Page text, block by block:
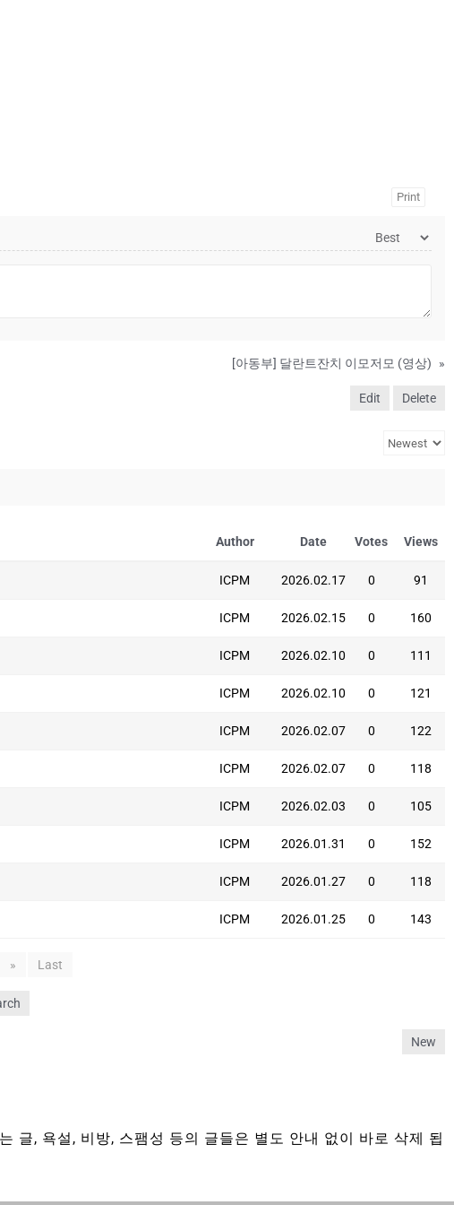
Print
[아동부] 달란트잔치 이모저모 (영상) »
Edit Delete
Author Date Votes Views
ICPM 2026.02.17 0 91
ICPM 2026.02.15 0 160
ICPM 2026.02.10 0 111
ICPM 2026.02.10 0 121
ICPM 2026.02.07 0 122
ICPM 2026.02.07 0 118
ICPM 2026.02.03 0 105
ICPM 2026.01.31 0 152
ICPM 2026.01.27 0 118
ICPM 2026.01.25 0 143
» Last
New
글, 욕설, 비방, 스팸성 등의 글들은 별도 안내 없이 바로 삭제 됩